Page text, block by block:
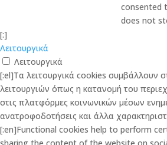
consented
does not
[:]
Λειτουργικά
Λειτουργικά
[:el]Τα λειτουργικά cookies συμβάλλουν
λειτουργιών όπως η κατανομή του
στις πλατφόρμες κοινωνικών μέσων
ανατροφοδοτήσεις και άλλα
[:en]Functional cookies help to perform